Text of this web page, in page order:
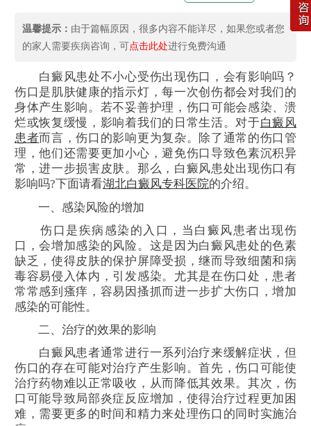
温馨提示： 由于篇幅原因，很多内容不能详尽，如果您或者您
的家人需要疾病咨询，可点击此处进行免费沟通
白癜风患处不小心受伤出现伤口，会有影响吗？
伤口是肌肤健康的指示灯，每一次创伤都会对我们的
身体产生影响。若不妥善护理，伤口可能会感染、溃
烂或恢复缓慢，影响着我们的日常生活。对于白癜风
患者而言，伤口的影响更为复杂。除了通常的伤口管
理，他们还需要更加小心，避免伤口导致色素沉积异
常，进一步损害皮肤。那么，白癜风患处出现伤口有
影响吗?下面请看湖北白癜风专科医院的介绍。
一、感染风险的增加
伤口是疾病感染的入口，当白癜风患者出现伤
口，会增加感染的风险。这是因为白癜风患处的色素
缺乏，使得皮肤的保护屏障受损，继而导致细菌和病
毒容易侵入体内，引发感染。尤其是在伤口处，患者
常常感到瘙痒，容易因搔抓而进一步扩大伤口，增加
感染的可能性。
二、治疗的效果的影响
白癜风患者通常进行一系列治疗来缓解症状，但
伤口的存在可能对治疗产生影响。首先，伤口可能使
治疗药物难以正常吸收，从而降低其效果。其次，伤
口可能导致局部炎症反应增加，使得治疗过程更加困
难，需要更多的时间和精力来处理伤口的同时实施治